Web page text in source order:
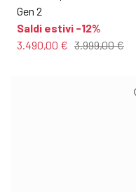
Gen 2
Saldi estivi -12%
3.490,00 € 3.999,00 €